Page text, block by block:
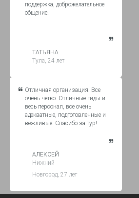
поддержка, доброжелательное
общение.
ТАТЬЯНА
Тула, 24 лет
Отличная организация. Все
очень четко. Отличные гиды и
весь персонал, все очень
адекватные, подготовленные и
вежливые. Спасибо за тур!
АЛЕКСЕЙ
Нижний
Новгород, 27 лет